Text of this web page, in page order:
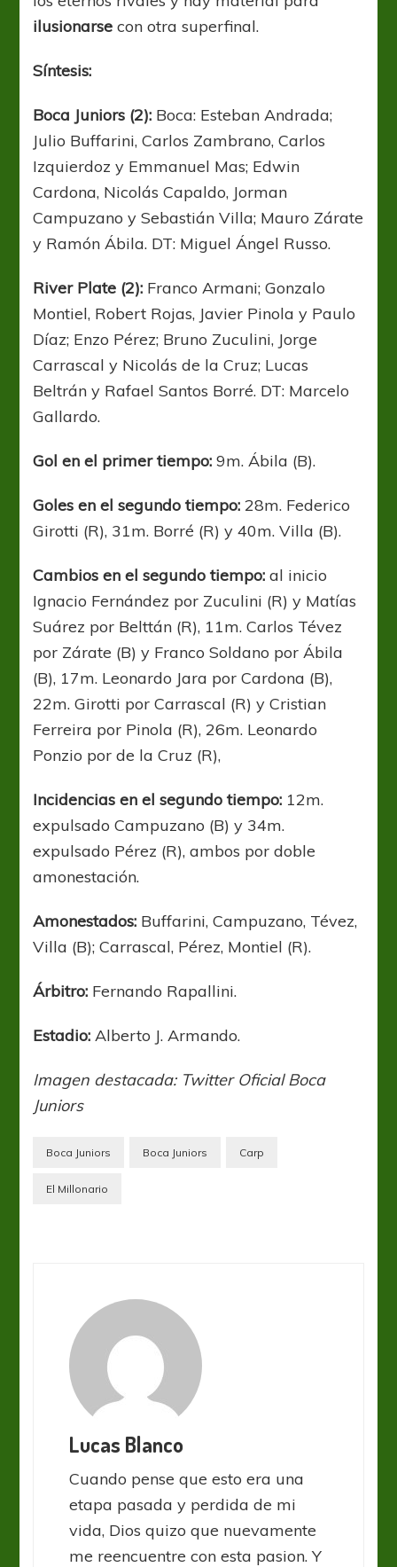
ilusionarse con otra superfinal.
Síntesis:
Boca Juniors (2): Boca: Esteban Andrada;
Julio Buffarini, Carlos Zambrano, Carlos
Izquierdoz y Emmanuel Mas; Edwin
Cardona, Nicolás Capaldo, Jorman
Campuzano y Sebastián Villa; Mauro Zárate
y Ramón Ábila. DT: Miguel Ángel Russo.
River Plate (2): Franco Armani; Gonzalo
Montiel, Robert Rojas, Javier Pinola y Paulo
Díaz; Enzo Pérez; Bruno Zuculini, Jorge
Carrascal y Nicolás de la Cruz; Lucas
Beltrán y Rafael Santos Borré. DT: Marcelo
Gallardo.
Gol en el primer tiempo:9m. Ábila (B).
Goles en el segundo tiempo: 28m. Federico
Girotti (R), 31m. Borré (R) y 40m. Villa (B).
Cambios en el segundo tiempo:al inicio
Ignacio Fernández por Zuculini (R) y Matías
Suárez por Belttán (R), 11m. Carlos Tévez
por Zárate (B) y Franco Soldano por Ábila
(B), 17m. Leonardo Jara por Cardona (B),
22m. Girotti por Carrascal (R) y Cristian
Ferreira por Pinola (R), 26m. Leonardo
Ponzio por de la Cruz (R),
Incidencias en el segundo tiempo: 12m.
expulsado Campuzano (B) y 34m.
expulsado Pérez (R), ambos por doble
amonestación.
Amonestados: Buffarini, Campuzano, Tévez,
Villa (B); Carrascal, Pérez, Montiel (R).
Árbitro: Fernando Rapallini.
Estadio: Alberto J. Armando.
Imagen destacada: Twitter Oficial Boca
Juniors
Boca Juniors Boca Juniors Carp
El Millonario
Lucas Blanco
Cuando pense que esto era una
etapa pasada y perdida de mi
vida, Dios quizo que nuevamente
me reencuentre con esta pasion. Y